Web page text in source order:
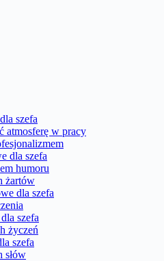
szefa
atmosferę w pracy
dla szefa
humoru
żartów
dla szefa
szefa
życzeń
szefa
słów